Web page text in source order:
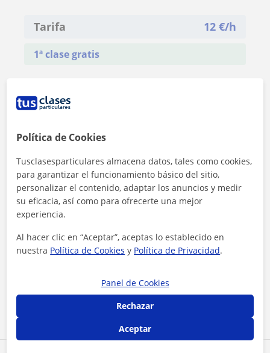
Tarifa 12 €/h
1ª clase gratis
Contactar ahora
Política de Cookies
Tusclasesparticulares almacena datos, tales como cookies,
para garantizar el funcionamiento básico del sitio,
personalizar el contenido, adaptar los anuncios y medir
su eficacia, así como para ofrecerte una mejor
experiencia.
Al hacer clic en “Aceptar”, aceptas lo establecido en
nuestra Política de Cookies y Política de Privacidad.
Panel de Cookies
Rechazar
Aceptar